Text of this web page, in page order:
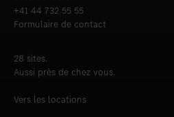
+41 44 732 55 55
Formulaire de contact
28 sites.
Aussi près de chez vous.
Vers les locations